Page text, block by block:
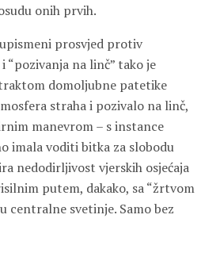
onih prvih.
prosvjed protiv
“pozivanja na linč” tako je
domoljubne patetike
straha i pozivalo na linč,
manevrom – s instance
imala voditi bitka za slobodu
nedodirljivost vjerskih osjećaja
putem, dakako, sa “žrtvom
centralne svetinje. Samo bez